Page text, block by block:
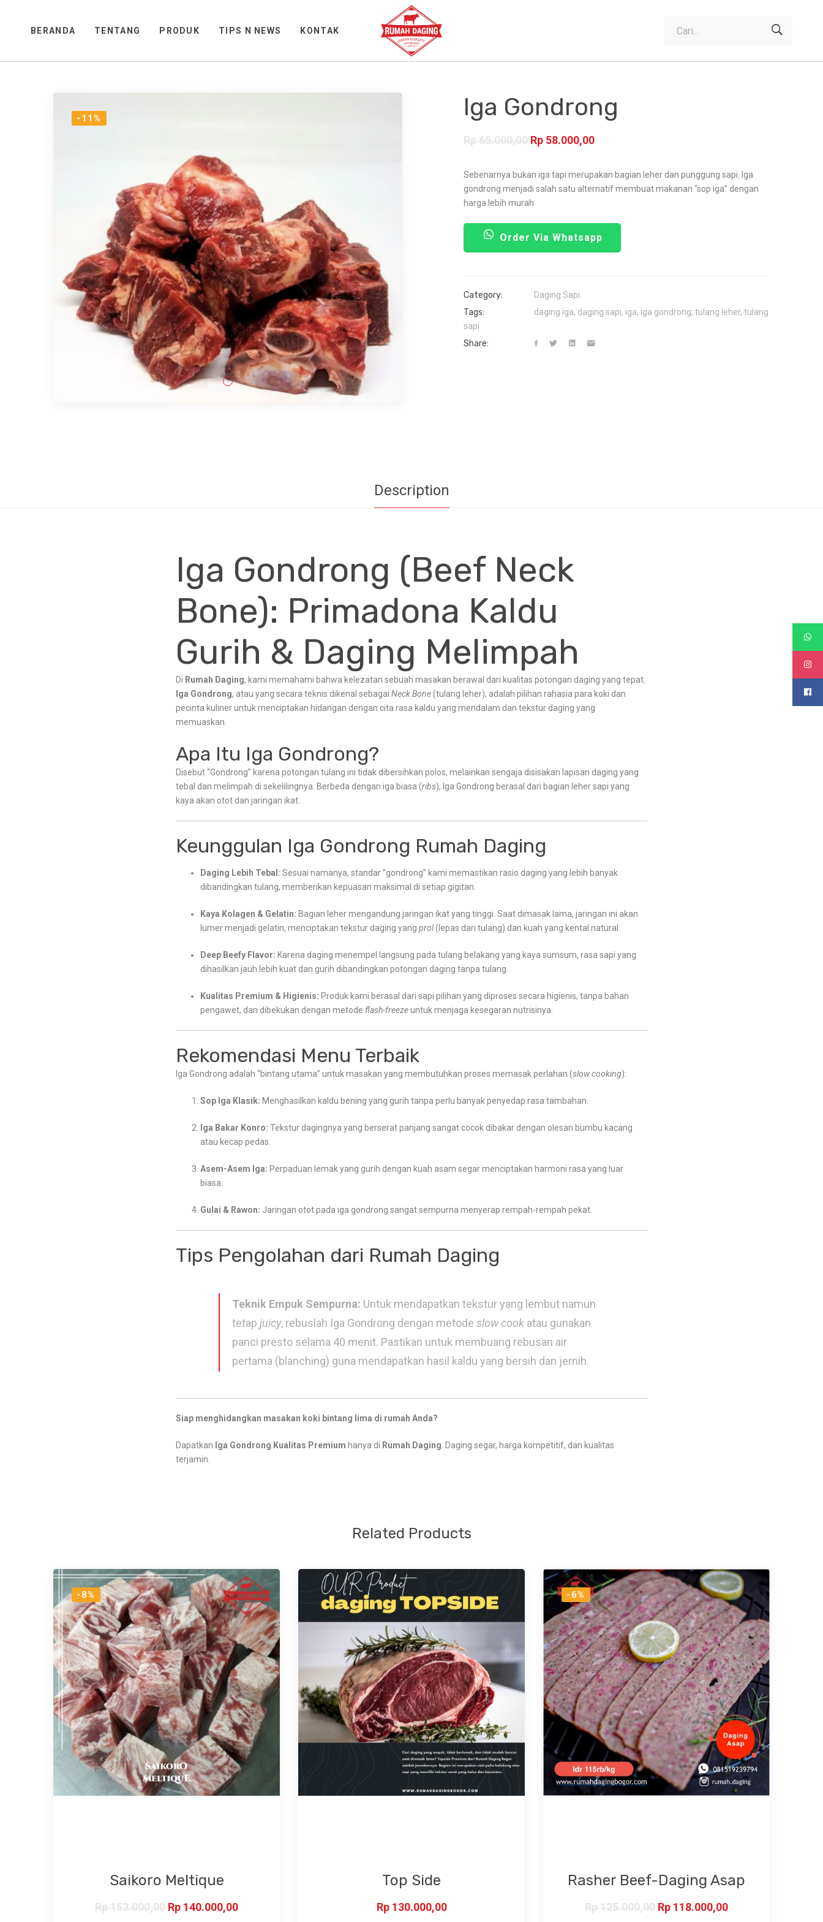
BERANDA TENTANG PRODUK TIPS N NEWS KONTAK
Cari
-11% Iga Gondrong
Rp65.000,00 Rp 58.000,00
Sebenarnya bukan iga tapi merupakan bagian leher dan punggung sapi. Iga
gondrong menjadi salah satu alternatif membuat makanan “sop iga” dengan
harga lebih murah
Order Via Whatsapp
Category: Daging Sapi
Tags: daging iga, daging sapi, iga, iga gondrong, tulang leher, tulang
sapi
Share:
Description
Iga Gondrong (Beef Neck
Bone): Primadona Kaldu
Gurih & Daging Melimpah
Di Rumah Daging, kami memahami bahwa kelezatan sebuah masakan berawal dari kualitas potongan daging yang tepat.
Iga Gondrong, atau yang secara teknis dikenal sebagai Neck Bone(tulang leher), adalah pilihan rahasia para koki dan
pecinta kuliner untuk menciptakan hidangan dengan cita rasa kaldu yang mendalam dan tekstur daging yang
memuaskan.
Apa Itu Iga Gondrong?
Disebut “Gondrong” karena potongan tulang ini tidak dibersihkan polos, melainkan sengaja disisakan lapisan daging yang
tebal dan melimpah di sekelilingnya. Berbeda dengan iga biasa (ribs), Iga Gondrong berasal dari bagian leher sapi yang
kaya akan otot dan jaringan ikat.
Keunggulan Iga Gondrong Rumah Daging
Daging Lebih Tebal: Sesuai namanya, standar “gondrong” kami memastikan rasio daging yang lebih banyak
dibandingkan tulang, memberikan kepuasan maksimal di setiap gigitan.
Kaya Kolagen & Gelatin: Bagian leher mengandung jaringan ikat yang tinggi. Saat dimasak lama, jaringan ini akan
lumer menjadi gelatin, menciptakan tekstur daging yang prol(lepas dari tulang) dan kuah yang kental natural.
Deep Beefy Flavor: Karena daging menempel langsung pada tulang belakang yang kaya sumsum, rasa sapi yang
dihasilkan jauh lebih kuat dan gurih dibandingkan potongan daging tanpa tulang.
Kualitas Premium & Higienis: Produk kami berasal dari sapi pilihan yang diproses secara higienis, tanpa bahan
pengawet, dan dibekukan dengan metode flash-freezeuntuk menjaga kesegaran nutrisinya.
Rekomendasi Menu Terbaik
Iga Gondrong adalah “bintang utama” untuk masakan yang membutuhkan proses memasak perlahan (slow cooking):
Sop Iga Klasik: Menghasilkan kaldu bening yang gurih tanpa perlu banyak penyedap rasa tambahan.
Iga Bakar Konro: Tekstur dagingnya yang berserat panjang sangat cocok dibakar dengan olesan bumbu kacang
atau kecap pedas.
Asem-Asem Iga: Perpaduan lemak yang gurih dengan kuah asam segar menciptakan harmoni rasa yang luar
biasa.
Gulai & Rawon: Jaringan otot pada iga gondrong sangat sempurna menyerap rempah-rempah pekat.
Tips Pengolahan dari Rumah Daging
Teknik Empuk Sempurna: Untuk mendapatkan tekstur yang lembut namun
tetap juicy, rebuslah Iga Gondrong dengan metode slow cook atau gunakan
panci presto selama 40 menit. Pastikan untuk membuang rebusan air
pertama (blanching) guna mendapatkan hasil kaldu yang bersih dan jernih.
Siap menghidangkan masakan koki bintang lima di rumah Anda?
Dapatkan Iga Gondrong Kualitas Premium hanya di Rumah Daging . Daging segar, harga kompetitif, dan kualitas
terjamin.
Related Products
-8%
Saikoro Meltique
Rp153.000,00 Rp 140.000,00
Top Side
Rp130.000,00
-6%
Rasher Beef-Daging Asap
Rp125.000,00 Rp 118.000,00